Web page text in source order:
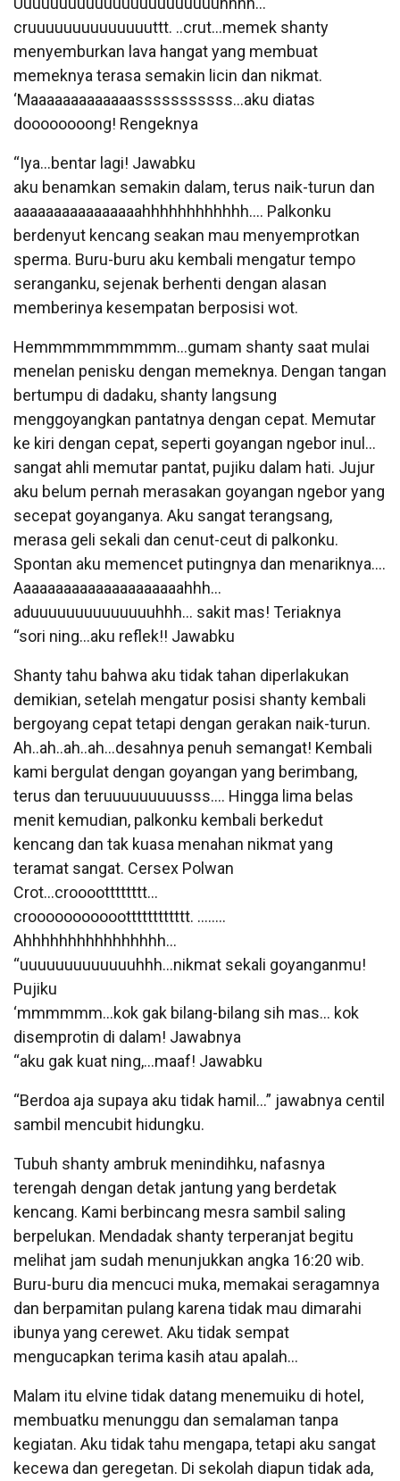
cruuuuuuuuuuuuuuttt. ..crut…memek shanty
menyemburkan lava hangat yang membuat
memeknya terasa semakin licin dan nikmat.
‘Maaaaaaaaaaaaasssssssssss…aku diatas
doooooooong! Rengeknya
“Iya…bentar lagi! Jawabku
aku benamkan semakin dalam, terus naik-turun dan
aaaaaaaaaaaaaaaahhhhhhhhhhhh…. Palkonku
berdenyut kencang seakan mau menyemprotkan
sperma. Buru-buru aku kembali mengatur tempo
seranganku, sejenak berhenti dengan alasan
memberinya kesempatan berposisi wot.
Hemmmmmmmmmm…gumam shanty saat mulai
menelan penisku dengan memeknya. Dengan tangan
bertumpu di dadaku, shanty langsung
menggoyangkan pantatnya dengan cepat. Memutar
ke kiri dengan cepat, seperti goyangan ngebor inul…
sangat ahli memutar pantat, pujiku dalam hati. Jujur
aku belum pernah merasakan goyangan ngebor yang
secepat goyanganya. Aku sangat terangsang,
merasa geli sekali dan cenut-ceut di palkonku.
Spontan aku memencet putingnya dan menariknya….
Aaaaaaaaaaaaaaaaaaaaahhh…
aduuuuuuuuuuuuuuhhh… sakit mas! Teriaknya
“sori ning…aku reflek!! Jawabku
Shanty tahu bahwa aku tidak tahan diperlakukan
demikian, setelah mengatur posisi shanty kembali
bergoyang cepat tetapi dengan gerakan naik-turun.
Ah..ah..ah..ah…desahnya penuh semangat! Kembali
kami bergulat dengan goyangan yang berimbang,
terus dan teruuuuuuuuusss…. Hingga lima belas
menit kemudian, palkonku kembali berkedut
kencang dan tak kuasa menahan nikmat yang
teramat sangat. Cersex Polwan
Crot…crooootttttttt…
croooooooooootttttttttttt. ……..
Ahhhhhhhhhhhhhhhh…
“uuuuuuuuuuuuuhhh…nikmat sekali goyanganmu!
Pujiku
‘mmmmmm…kok gak bilang-bilang sih mas… kok
disemprotin di dalam! Jawabnya
“aku gak kuat ning,…maaf! Jawabku
“Berdoa aja supaya aku tidak hamil…” jawabnya centil
sambil mencubit hidungku.
Tubuh shanty ambruk menindihku, nafasnya
terengah dengan detak jantung yang berdetak
kencang. Kami berbincang mesra sambil saling
berpelukan. Mendadak shanty terperanjat begitu
melihat jam sudah menunjukkan angka 16:20 wib.
Buru-buru dia mencuci muka, memakai seragamnya
dan berpamitan pulang karena tidak mau dimarahi
ibunya yang cerewet. Aku tidak sempat
mengucapkan terima kasih atau apalah…
Malam itu elvine tidak datang menemuiku di hotel,
membuatku menunggu dan semalaman tanpa
kegiatan. Aku tidak tahu mengapa, tetapi aku sangat
kecewa dan geregetan. Di sekolah diapun tidak ada,